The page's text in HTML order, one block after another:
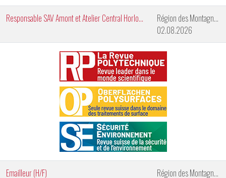
Responsable SAV Amont et Atelier Central Horlogerie
Région des Montagnes Neuchâteloises
02.08.2026
Emailleur (H/F)
Région des Montagnes Neuchâteloises